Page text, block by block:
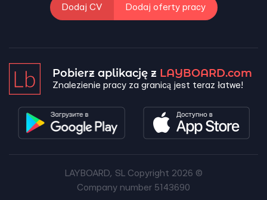
Dodaj CV Dodaj oferty pracy
Pobierz aplikację z LAYBOARD.com
Znalezienie pracy za granicą jest teraz łatwe!
LAYBOARD, SL Copyright 2026 ©
Company number 5143690